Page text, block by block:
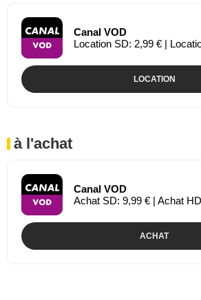
Canal VOD
Location SD: 2,99 € |
LOCATION
à l'achat
Canal VOD
Achat SD: 9,99 € | Achat
ACHAT